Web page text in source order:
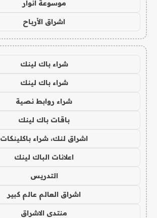
موسوعة انوار
اشراق الأرباح
شراء باك لينك
شراء باك لينك
شراء روابط نصية
باقات باك لينك
اشراق لنك، شراء باكلينكات
اعلانات الباك لينك
التدريس
اشراق العالم عالم كبير
منتدى الاشراق